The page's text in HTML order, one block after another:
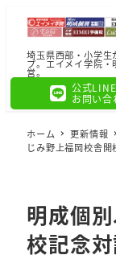
埼玉県西部・小学生
プ。エイメイ学院
営。
公式
お問い合
ホーム 更新情報
じみ野上福岡校舎開
明成個
校記念